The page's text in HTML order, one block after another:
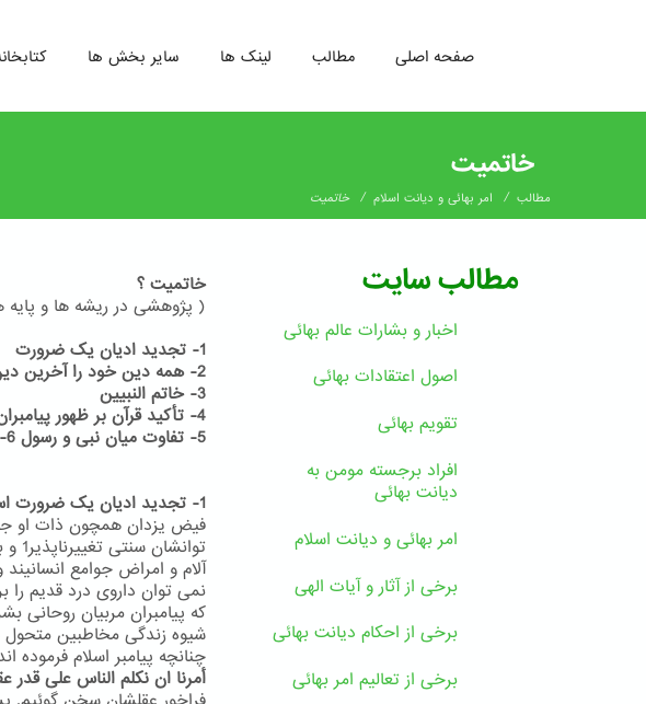
رفتن
سایر بخش ها لینک ها مطالب صفحه اصلی
خاتمیت
مطالب / امر بهائی و دیانت اسلام / خاتمیت
خاتمیت ؟
( پژوهشی در ریشه ها و پایه
1- تجدید ادیان یک ضرورت
2- همه دین خود را آخرین دین می دانند
3- خاتم النبیین
4- تأکید قرآن بر ظهور پیامبران در آینده
5- تفاوت میان نبی و رسول
6- خاتمیت در روایات
1- تجدید ادیان یک ضرورت است
فیض یزدان همچون ذات او
آلام و امراض جوامع
نمی توان داروی درد قدیم
که پیامبران مربیان
شیوه زندگی مخاطبین
چنانچه پیامبر اسلام فرموده
أمرنا ان نکلم الناس علی قدر
مطالب سایت
اخبار و بشارات عالم بهائى
اصول اعتقادات بهائی
تقویم بهائی
افراد برجسته مومن به
دیانت بهائی
امر بهائی و دیانت اسلام
برخی از آثار و آیات الهی
برخی از احکام دیانت بهائی
برخی از تعالیم امر بهائی